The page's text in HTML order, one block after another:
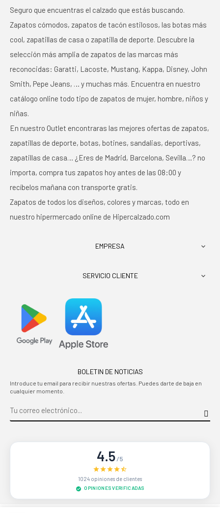
Seguro que encuentras el calzado que estás buscando.
Zapatos cómodos, zapatos de tacón estilosos, las botas más
cool, zapatillas de casa o zapatilla de deporte. Descubre la
selección más amplia de zapatos de las marcas más
reconocidas: Garatti, Lacoste, Mustang, Kappa, Disney, John
Smith, Pepe Jeans, … y muchas más. Encuentra en nuestro
catálogo online todo tipo de zapatos de mujer, hombre, niños y
niñas.
En nuestro Outlet encontraras las mejores ofertas de zapatos,
zapatillas de deporte, botas, botines, sandalias, deportivas,
zapatillas de casa… ¿Eres de Madrid, Barcelona, Sevilla…? no
importa, compra tus zapatos hoy antes de las 08:00 y
recíbelos mañana con transporte gratis.
Zapatos de todos los diseños, colores y marcas, todo en
nuestro hipermercado online de Hipercalzado.com
EMPRESA 
SERVICIO CLIENTE 
BOLETIN DE NOTICIAS
Introduce tu email para recibir nuestras ofertas. Puedes darte de baja en
cualquier momento.
4.5/5
1024 opiniones de clientes
OPINIONES VERIFICADAS